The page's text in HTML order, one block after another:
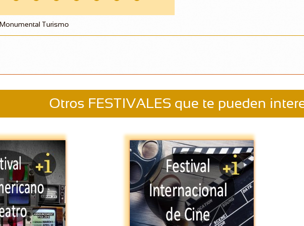
Turismo
Otros FESTIVALES que te pueden